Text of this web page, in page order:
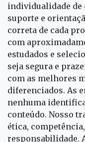
individualidade de
suporte e
correta de cada
com
estudados e
seja segura e
com as melhores
diferenciados. As
nenhuma
conteúdo. Nosso
ética,
responsabilidade.